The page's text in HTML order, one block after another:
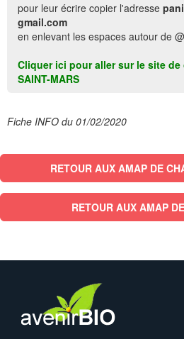
pour leur écrire copier l'adresse
gmail.com
en enlevant les espaces autour de @
Cliquer ici pour aller sur le site de
SAINT-MARS
Fiche INFO du 01/02/2020
RETOUR AUX AMAP DE
RETOUR AUX AMAP